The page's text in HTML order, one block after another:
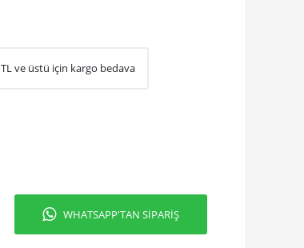
TL ve üstü için kargo bedava
WHATSAPP'TAN SİPARİŞ